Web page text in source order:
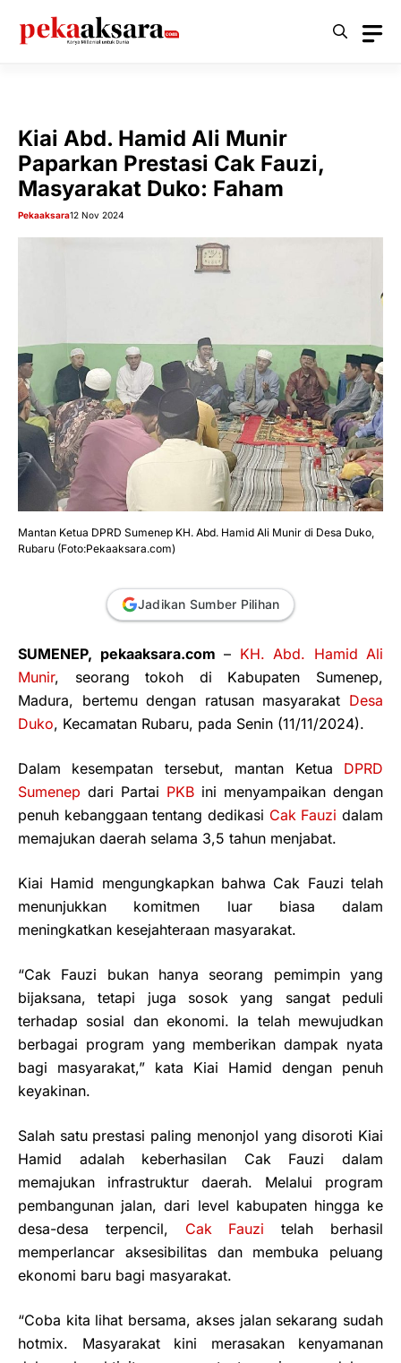
Kiai Abd. Hamid Ali Munir
Paparkan Prestasi Cak Fauzi,
Masyarakat Duko: Faham
Pekaaksara12 Nov 2024
Mantan Ketua DPRD Sumenep KH. Abd. Hamid Ali Munir di Desa Duko,
Rubaru (Foto:Pekaaksara.com)
Jadikan Sumber Pilihan
SUMENEP, pekaaksara.com – KH. Abd. Hamid Ali
Munir, seorang tokoh di Kabupaten Sumenep,
Madura, bertemu dengan ratusan masyarakat Desa
Duko, Kecamatan Rubaru, pada Senin (11/11/2024).
Dalam kesempatan tersebut, mantan Ketua DPRD
Sumenep dari Partai PKB ini menyampaikan dengan
penuh kebanggaan tentang dedikasi Cak Fauzi dalam
memajukan daerah selama 3,5 tahun menjabat.
Kiai Hamid mengungkapkan bahwa Cak Fauzi telah
menunjukkan komitmen luar biasa dalam
meningkatkan kesejahteraan masyarakat.
“Cak Fauzi bukan hanya seorang pemimpin yang
bijaksana, tetapi juga sosok yang sangat peduli
terhadap sosial dan ekonomi. Ia telah mewujudkan
berbagai program yang memberikan dampak nyata
bagi masyarakat,” kata Kiai Hamid dengan penuh
keyakinan.
Salah satu prestasi paling menonjol yang disoroti Kiai
Hamid adalah keberhasilan Cak Fauzi dalam
memajukan infrastruktur daerah. Melalui program
pembangunan jalan, dari level kabupaten hingga ke
desa-desa terpencil, Cak Fauzi telah berhasil
memperlancar aksesibilitas dan membuka peluang
ekonomi baru bagi masyarakat.
“Coba kita lihat bersama, akses jalan sekarang sudah
hotmix. Masyarakat kini merasakan kenyamanan